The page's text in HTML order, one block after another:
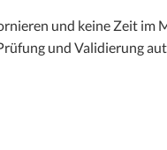
und keine Zeit im
und Validierung